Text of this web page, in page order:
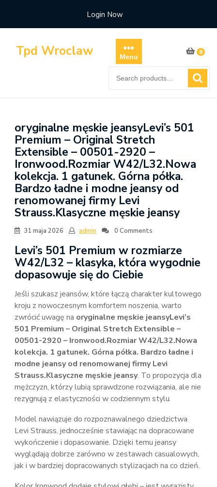
content
Login Now
Tpd Wroclaw Menu
0
for:
oryginalne męskie jeansyLevi’s 501
Premium – Original Stretch
Extensible – 00501-2920 –
Ironwood.Rozmiar W42/L32.Nowa
kolekcja. 1 gatunek. Górna półka.
Bardzo ładne i modne jeansy od
renomowanej firmy Levi
Strauss.Klasyczne męskie jeansy
31 maja 2026 admin 0 Comments
Levi’s 501 Premium w rozmiarze
W42/L32 – klasyka, która wygodnie
dopasowuje się do Ciebie
Jeśli szukasz jeansów, które łączą charakter kultowego
kroju z nowoczesnym komfortem noszenia, warto
zwrócić uwagę na oryginalne męskie jeansyLevi’s
501 Premium – Original Stretch Extensible –
00501-2920 – Ironwood.Rozmiar W42/L32.Nowa
kolekcja. 1 gatunek. Górna półka. Bardzo ładne i
modne jeansy od renomowanej firmy Levi
Strauss.Klasyczne męskie jeansy. To propozycja dla
mężczyzn, którzy lubią sprawdzone rozwiązania, ale nie
rezygnują z elastyczności w codziennym stylu.
Model nawiązuje do rozpoznawalnego dziedzictwa
Levi Strauss, jednocześnie stawiając na dopracowane
wykończenie i dopasowanie. Dzięki temu jeansy
wyglądają dobrze zarówno w zestawach casualowych,
jak i w bardziej dopracowanych stylizacjach na co dzień.